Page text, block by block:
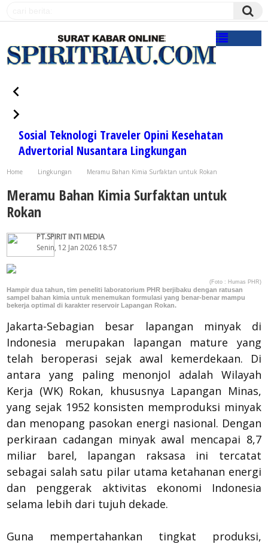
Sosial Teknologi Traveler Opini Kesehatan
Advertorial Nusantara Lingkungan
Home Lingkungan Meramu Bahan Kimia Surfaktan untuk Rokan
Meramu Bahan Kimia Surfaktan untuk
Rokan
PT.SPIRIT INTI MEDIA
Senin, 12 Jan 2026 18:57
(Foto : Humas PHR)
Hampir dua tahun, tim peneliti laboratorium PHR berjibaku dengan ratusan
sampel bahan kimia untuk menemukan formulasi yang benar-benar mampu
bekerja optimal di karakter reservoir Lapangan Rokan.
Jakarta-Sebagian besar lapangan minyak di
Indonesia merupakan lapangan mature yang
telah beroperasi sejak awal kemerdekaan. Di
antara yang paling menonjol adalah Wilayah
Kerja (WK) Rokan, khususnya Lapangan Minas,
yang sejak 1952 konsisten memproduksi minyak
dan menopang pasokan energi nasional. Dengan
perkiraan cadangan minyak awal mencapai 8,7
miliar barel, lapangan raksasa ini tercatat
sebagai salah satu pilar utama ketahanan energi
dan penggerak aktivitas ekonomi Indonesia
selama lebih dari tujuh dekade.
Guna mempertahankan tingkat produksi,